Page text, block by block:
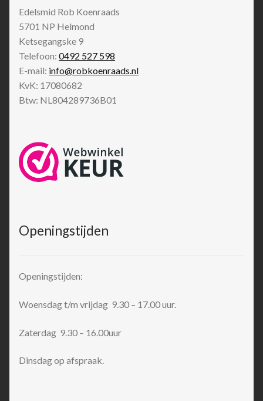
Edelsmid Rob Koenraads
5701 NP Helmond
Ketsegangske 9
Telefoon: 0492 527 598
E-mail: info@robkoenraads.nl
KvK: 17080682
Btw: NL804289736B01
Openingstijden
Openingstijden:
Woensdag t/m vrijdag 9.30 – 17.00 uur.
Zaterdag 9.30 – 16.00uur
Dinsdag op afspraak.